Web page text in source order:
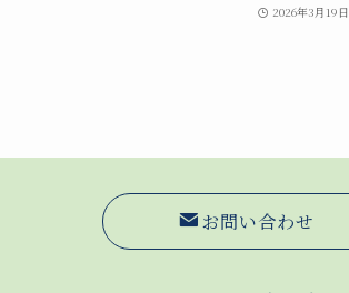
2026年3月19日
お問い合わせ